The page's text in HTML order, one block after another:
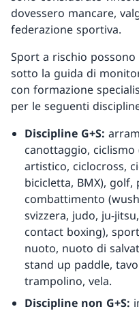
dovessero mancare,
federazione sportiva.
Sport a rischio
sotto la guida di
con formazione
per le seguenti
Discipline G+S:
canottaggio,
artistico, ciclocross,
bicicletta, BMX),
combattimento
svizzera, judo, ju-
contact boxing),
nuoto, nuoto di
stand up paddle,
trampolino, vela.
Discipline non G+S: